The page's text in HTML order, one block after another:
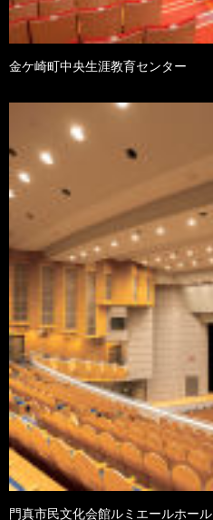
金ケ崎町中央生涯教育センター
門真市民文化会館ルミエールホール